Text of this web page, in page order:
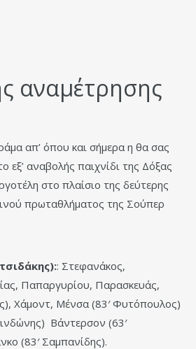
αναμέτρησης
απ’ όπου και σήμερα η θα σας
εξ’ αναβολής παιχνίδι της Δόξας
στο πλαίσιο της δεύτερης
πρωταθλήματος της Σούπερ
: Στεφανάκος,
Παπαργυρίου, Παρασκευάς,
Χάμοντ, Μένσα (83′ Φυτόπουλος)
Βάντερσον (63′
(83′ Σαμπανίδης).